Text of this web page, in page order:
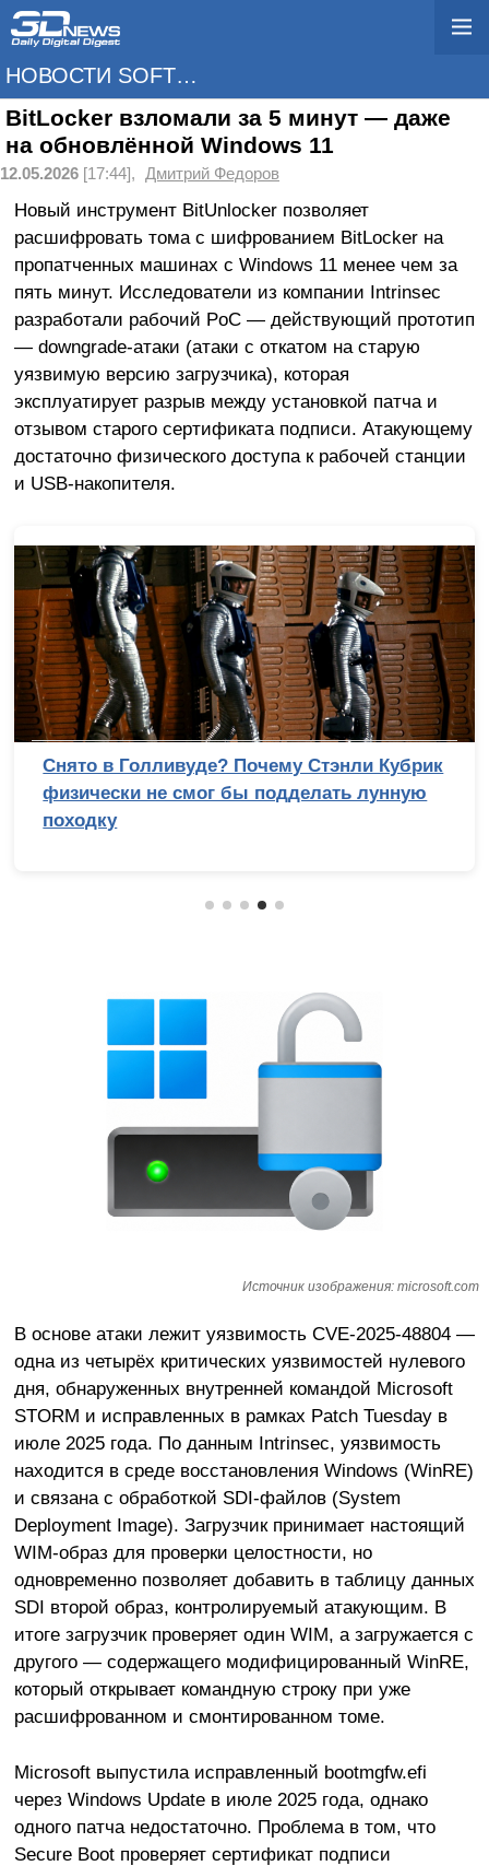
НОВОСТИ SOFTWARE
BitLocker взломали за 5 минут — даже
на обновлённой Windows 11
12.05.2026 [17:44], Дмитрий Федоров
Новый инструмент BitUnlocker позволяет
расшифровать тома с шифрованием BitLocker на
пропатченных машинах с Windows 11 менее чем за
пять минут. Исследователи из компании Intrinsec
разработали рабочий PoC — действующий прототип
— downgrade-атаки (атаки с откатом на старую
уязвимую версию загрузчика), которая
эксплуатирует разрыв между установкой патча и
отзывом старого сертификата подписи. Атакующему
достаточно физического доступа к рабочей станции
и USB-накопителя.
Снято в Голливуде? Почему Стэнли Кубрик
физически не смог бы подделать лунную
походку
Источник изображения: microsoft.com
В основе атаки лежит уязвимость CVE-2025-48804 —
одна из четырёх критических уязвимостей нулевого
дня, обнаруженных внутренней командой Microsoft
STORM и исправленных в рамках Patch Tuesday в
июле 2025 года. По данным Intrinsec, уязвимость
находится в среде восстановления Windows (WinRE)
и связана с обработкой SDI-файлов (System
Deployment Image). Загрузчик принимает настоящий
WIM-образ для проверки целостности, но
одновременно позволяет добавить в таблицу данных
SDI второй образ, контролируемый атакующим. В
итоге загрузчик проверяет один WIM, а загружается с
другого — содержащего модифицированный WinRE,
который открывает командную строку при уже
расшифрованном и смонтированном томе.
Microsoft выпустила исправленный bootmgfw.efi
через Windows Update в июле 2025 года, однако
одного патча недостаточно. Проблема в том, что
Secure Boot проверяет сертификат подписи